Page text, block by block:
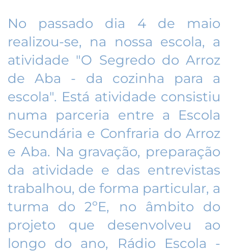
No passado dia 4 de maio
realizou-se, na nossa escola, a
atividade "O Segredo do Arroz
de Aba - da cozinha para a
escola". Está atividade consistiu
numa parceria entre a Escola
Secundária e Confraria do Arroz
e Aba. Na gravação, preparação
da atividade e das entrevistas
trabalhou, de forma particular, a
turma do 2ºE, no âmbito do
projeto que desenvolveu ao
longo do ano, Rádio Escola -